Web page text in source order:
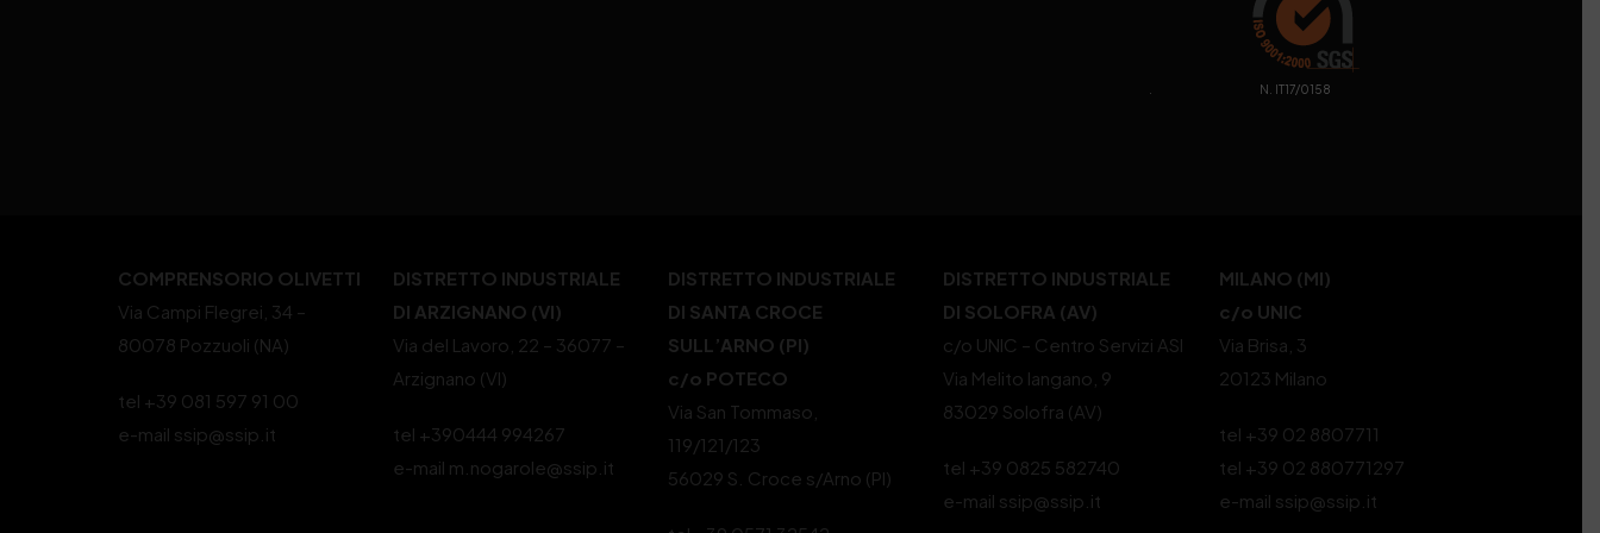
. N. IT17/0158
COMPRENSORIO OLIVETTI
Via Campi Flegrei, 34 –
80078 Pozzuoli (NA)
tel +39 081 597 91 00
e-mail ssip@ssip.it
DISTRETTO INDUSTRIALE
DI ARZIGNANO (VI)
Via del Lavoro, 22 – 36077 –
Arzignano (VI)
tel +390444 994267
e-mail m.nogarole@ssip.it
DISTRETTO INDUSTRIALE
DI SANTA CROCE
SULL’ARNO (PI)
c/o POTECO
Via San Tommaso,
119/121/123
56029 S. Croce s/Arno (PI)
DISTRETTO INDUSTRIALE
DI SOLOFRA (AV)
c/o UNIC – Centro Servizi ASI
Via Melito Iangano, 9
83029 Solofra (AV)
tel +39 0825 582740
e-mail ssip@ssip.it
MILANO (MI)
c/o UNIC
Via Brisa, 3
20123 Milano
tel +39 02 8807711
tel +39 02 880771297
e-mail ssip@ssip.it